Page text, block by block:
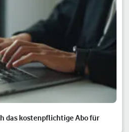
das kostenpflichtige Abo für